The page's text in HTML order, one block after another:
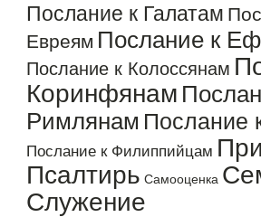
Послание к Галатам
Евреям Послание к
Послание к Колоссянам
Коринфянам
Римлянам Послание
Послание к Филиппийцам
Псалтирь Самооценка
Служение